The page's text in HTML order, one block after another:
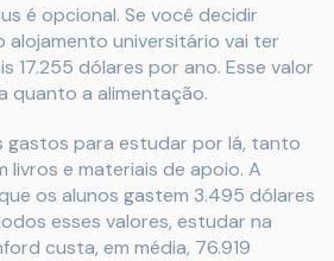
é opcional. Se você decidir
universitário vai ter
17.255 dólares por ano. Esse valor
quanto a alimentação.
gastos para estudar por lá, tanto
livros e materiais de apoio. A
os alunos gastem 3.495 dólares
esses valores, estudar na
custa, em média, 76.919